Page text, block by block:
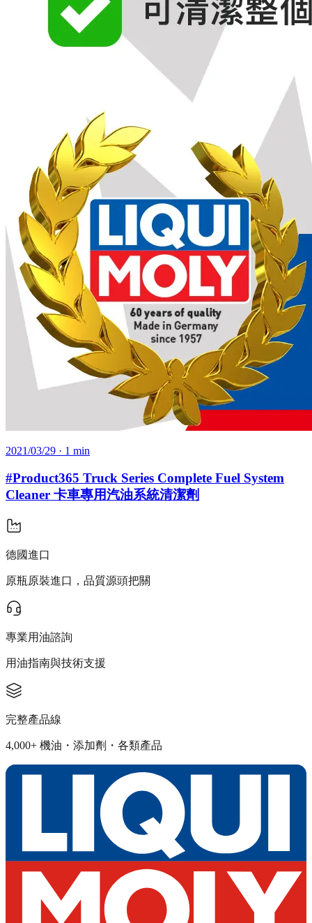
2021/03/29 · 1 min
#Product365 Truck Series Complete Fuel System
Cleaner 卡車專用汽油系統清潔劑
德國進口
原瓶原裝進口，品質源頭把關
專業用油諮詢
用油指南與技術支援
完整產品線
4,000+ 機油・添加劑・各類產品